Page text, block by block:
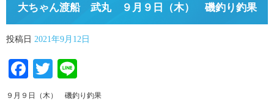
大ちゃん渡船 武丸 ９月９日（木） 磯釣り釣果
投稿日 2021年9月12日
Facebook
Twitter
９月９日（木） 磯釣り釣果